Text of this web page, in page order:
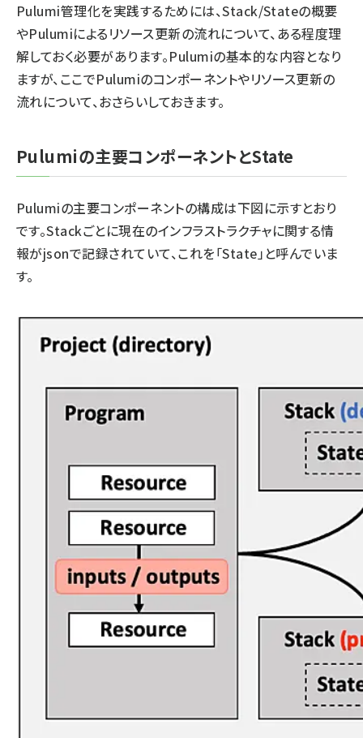
Pulumi管理化を実践するためには、Stack/Stateの概要
やPulumiによるリソース更新の流れについて、ある程度理
解しておく必要があります。Pulumiの基本的な内容となり
ますが、ここでPulumiのコンポーネントやリソース更新の
流れについて、おさらいしておきます。
Pulumiの主要コンポーネントとState
Pulumiの主要コンポーネントの構成は下図に示すとおり
です。Stackごとに現在のインフラストラクチャに関する情
報がjsonで記録されていて、これを「State」と呼んでいま
す。